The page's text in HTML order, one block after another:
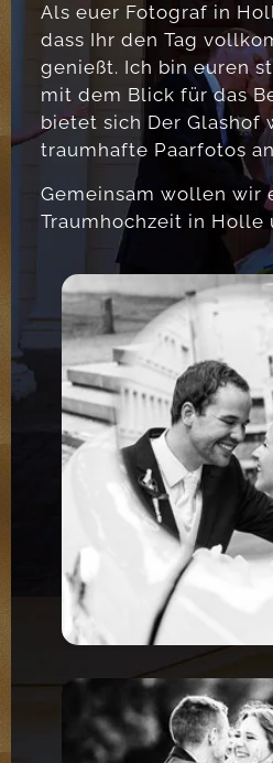
Als euer Fotograf in
dass Ihr den Tag
genießt. Ich bin euren
mit dem Blick für das
bietet sich Der Glashof
traumhafte Paarfotos
Gemeinsam wollen wir
Traumhochzeit in Holle